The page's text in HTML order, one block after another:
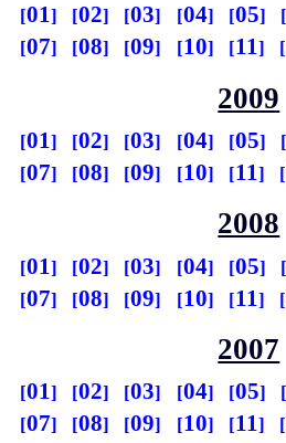
01 02 03 04 05
07
08 09 10 11
2009
01 02 03 04 05
07
08 09 10 11
2008
01 02 03 04 05
07
08 09 10 11
2007
01 02 03 04 05
07
08 09 10 11